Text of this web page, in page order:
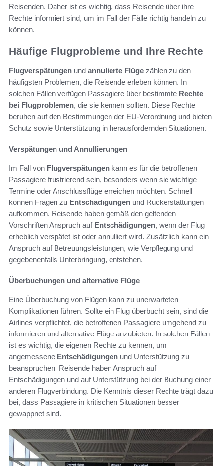
Reisenden. Daher ist es wichtig, dass Reisende über ihre
Rechte informiert sind, um im Fall der Fälle richtig handeln zu
können.
Häufige Flugprobleme und Ihre Rechte
Flugverspätungen und annulierte Flüge zählen zu den
häufigsten Problemen, die Reisende erleben können. In
solchen Fällen verfügen Passagiere über bestimmte Rechte
bei Flugproblemen, die sie kennen sollten. Diese Rechte
beruhen auf den Bestimmungen der EU-Verordnung und bieten
Schutz sowie Unterstützung in herausfordernden Situationen.
Verspätungen und Annullierungen
Im Fall von Flugverspätungen kann es für die betroffenen
Passagiere frustrierend sein, besonders wenn sie wichtige
Termine oder Anschlussflüge erreichen möchten. Schnell
können Fragen zu Entschädigungen und Rückerstattungen
aufkommen. Reisende haben gemäß den geltenden
Vorschriften Anspruch auf Entschädigungen, wenn der Flug
erheblich verspätet ist oder annulliert wird. Zusätzlich kann ein
Anspruch auf Betreuungsleistungen, wie Verpflegung und
gegebenenfalls Unterbringung, entstehen.
Überbuchungen und alternative Flüge
Eine Überbuchung von Flügen kann zu unerwarteten
Komplikationen führen. Sollte ein Flug überbucht sein, sind die
Airlines verpflichtet, die betroffenen Passagiere umgehend zu
informieren und alternative Flüge anzubieten. In solchen Fällen
ist es wichtig, die eigenen Rechte zu kennen, um
angemessene Entschädigungen und Unterstützung zu
beanspruchen. Reisende haben Anspruch auf
Entschädigungen und auf Unterstützung bei der Buchung einer
anderen Flugverbindung. Die Kenntnis dieser Rechte trägt dazu
bei, dass Passagiere in kritischen Situationen besser
gewappnet sind.